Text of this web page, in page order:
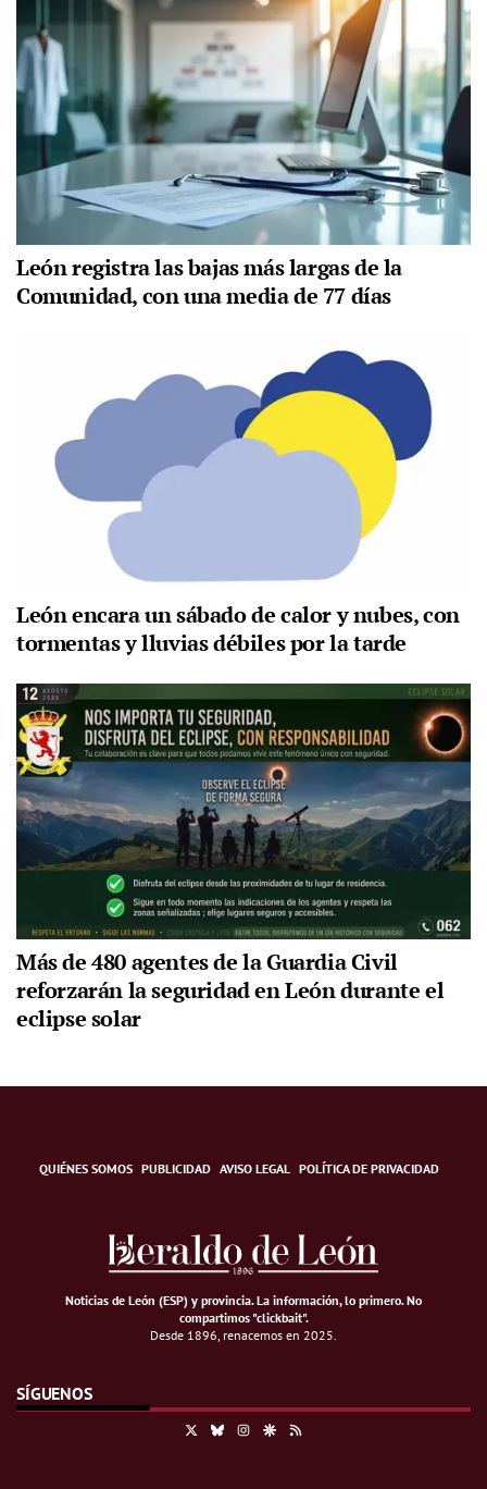
León registra las bajas más largas de la
Comunidad, con una media de 77 días
León encara un sábado de calor y nubes, con
tormentas y lluvias débiles por la tarde
Más de 480 agentes de la Guardia Civil
reforzarán la seguridad en León durante el
eclipse solar
QUIÉNES SOMOS PUBLICIDAD AVISO LEGAL POLÍTICA DE PRIVACIDAD
Noticias de León (ESP) y provincia. La información, lo primero.No
compartimos "clickbait".
Desde 1896, renacemos en 2025.
SÍGUENOS
BlueskyInstagramGoogle Discover